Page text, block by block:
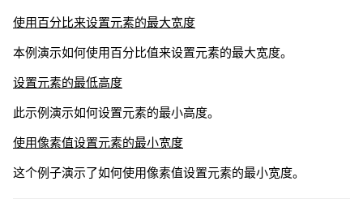
使用百分比来设置元素的最大宽度
本例演示如何使用百分比值来设置元素的最大宽度。
设置元素的最低高度
此示例演示如何设置元素的最小高度。
使用像素值设置元素的最小宽度
这个例子演示了如何使用像素值设置元素的最小宽度。